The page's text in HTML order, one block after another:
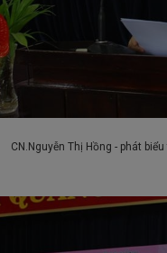
CN.Nguyễn Thị Hồng - phát